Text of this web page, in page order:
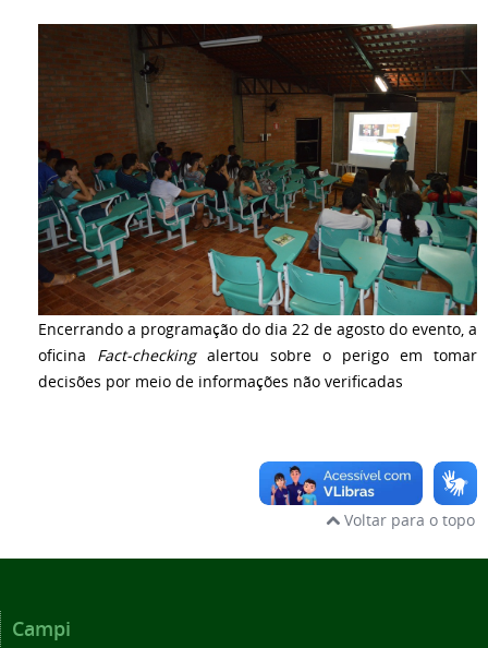
Encerrando a programação do dia 22 de agosto do evento, a
oficina Fact-checkingalertou sobre o perigo em tomar
decisões por meio de informações não verificadas
Voltar para o topo
Campi